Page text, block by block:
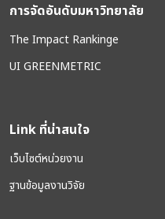
การจัดอันดับมหาวิทยาลัย
The Impact Rankinge
UI GREENMETRIC
Link ที่น่าสนใจ
เว็บไซต์หน่วยงาน
ฐานข้อมูลงานวิจัย